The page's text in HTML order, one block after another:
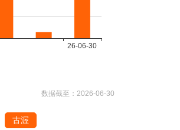
数据截至： 2026-06-30
古渥